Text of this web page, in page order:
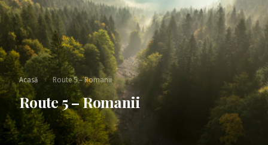
Acasă › Route 5 – Romanii​
Route 5 – Romanii​